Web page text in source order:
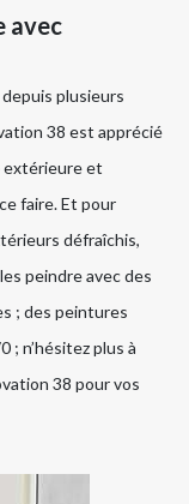
avec
plusieurs
38 est apprécié
extérieure et
faire. Et pour
défraîchis,
peindre avec des
; des peintures
; n’hésitez plus à
38 pour vos